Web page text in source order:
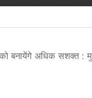
बनायेंगे अधिक सशक्त :